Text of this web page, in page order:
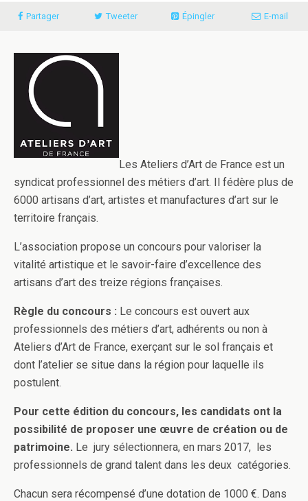
Partager Tweeter Épingler E-mail
Les Ateliers d’Art de France est un
syndicat professionnel des métiers d’art. Il fédère plus de
6000 artisans d’art, artistes et manufactures d’art sur le
territoire français.
L’association propose un concours pour valoriser la
vitalité artistique et le savoir-faire d’excellence des
artisans d’art des treize régions françaises.
Règle du concours : Le concours est ouvert aux
professionnels des métiers d’art, adhérents ou non à
Ateliers d’Art de France, exerçant sur le sol français et
dont l’atelier se situe dans la région pour laquelle ils
postulent.
Pour cette édition du concours, les candidats ont la
possibilité de proposer une œuvre de création ou de
patrimoine. Le jury sélectionnera, en mars 2017, les
professionnels de grand talent dans les deux catégories.
Chacun sera récompensé d’une dotation de 1000 €. Dans